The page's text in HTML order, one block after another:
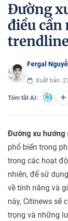
Đường
điều
Fergal
Xuất bản:
Tóm tắt AI:
Đường xu hướng
phổ biến trong
trong các hoạt
nhiên, để sử
về tính năng và
này, Citinews sẽ
trọng và những